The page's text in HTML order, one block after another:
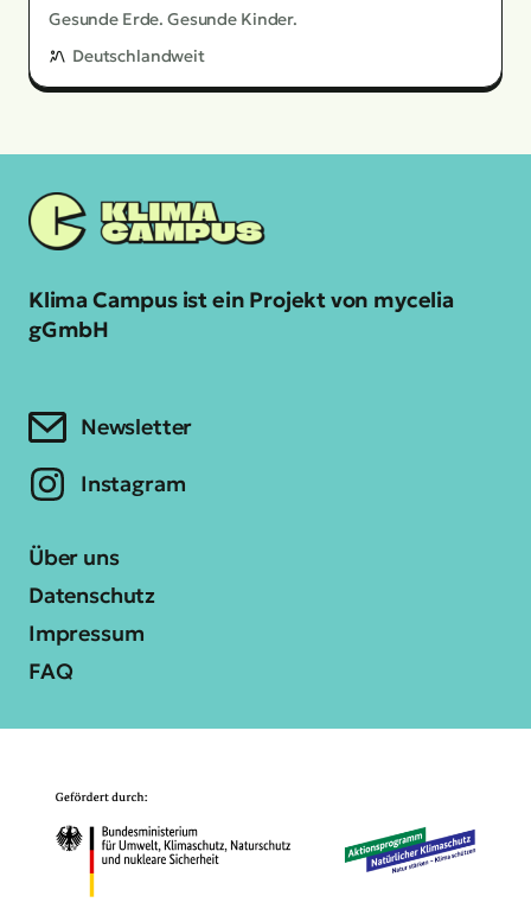
Gesunde Erde. Gesunde Kinder.
Deutschlandweit
Klima Campus ist ein Projekt von mycelia
gGmbH
Newsletter
Instagram
Über uns
Datenschutz
Impressum
FAQ